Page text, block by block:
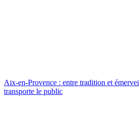
Aix-en-Provence : entre tradition et
transporte le public